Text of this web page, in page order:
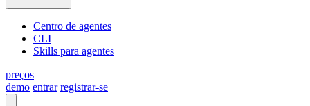
Centro de agentes
CLI
Skills para agentes
preços
demo entrar registrar-se